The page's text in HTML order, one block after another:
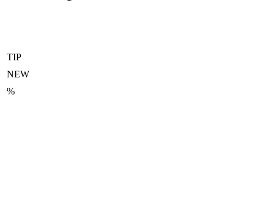
TIP
NEW
%